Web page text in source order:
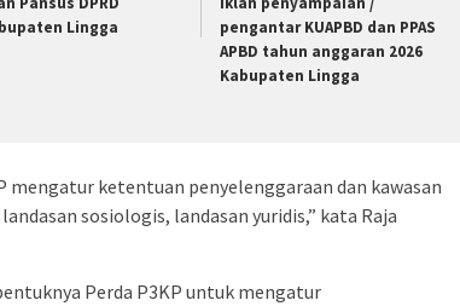
Lingga
pengantar KUAPBD dan PPAS
APBD tahun anggaran 2026
Kabupaten Lingga
mengatur ketentuan penyelenggaraan dan kawasan
sosiologis, landasan yuridis,” kata Raja
Perda P3KP untuk mengatur